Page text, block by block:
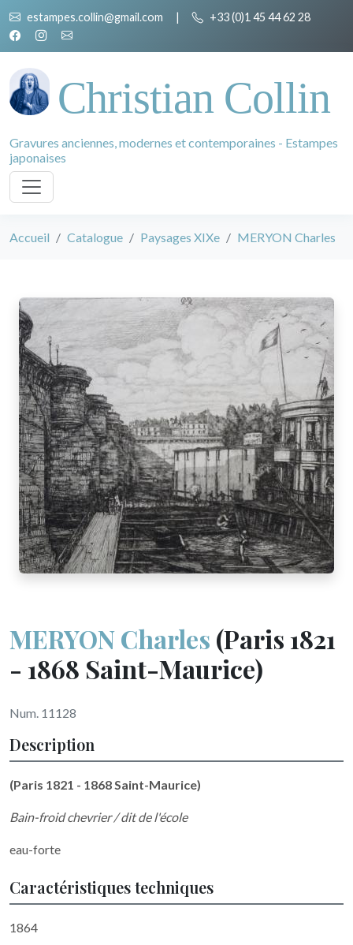
estampes.collin@gmail.com | +33 (0)1 45 44 62 28
Christian Collin
Gravures anciennes, modernes et contemporaines - Estampes
japonaises
Accueil Catalogue Paysages XIXe MERYON Charles
MERYON Charles (Paris 1821
- 1868 Saint-Maurice)
Num. 11128
Description
(Paris 1821 - 1868 Saint-Maurice)
Bain-froid chevrier / dit de l'école
eau-forte
Caractéristiques techniques
1864